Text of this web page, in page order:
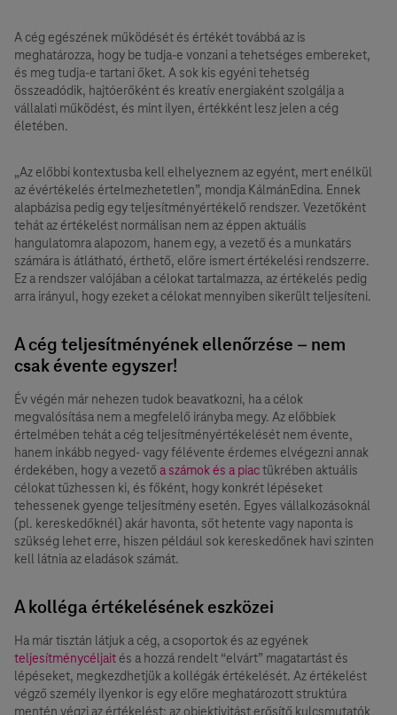
A cég egészének működését és értékét továbbá az is
meghatározza, hogy be tudja-e vonzani a tehetséges embereket,
és meg tudja-e tartani őket. A sok kis egyéni tehetség
összeadódik, hajtóerőként és kreatív energiaként szolgálja a
vállalati működést, és mint ilyen, értékként lesz jelen a cég
életében.
„Az előbbi kontextusba kell elhelyeznem az egyént, mert enélkül
az évértékelés értelmezhetetlen”, mondja KálmánEdina. Ennek
alapbázisa pedig egy teljesítményértékelő rendszer. Vezetőként
tehát az értékelést normálisan nem az éppen aktuális
hangulatomra alapozom, hanem egy, a vezető és a munkatárs
számára is átlátható, érthető, előre ismert értékelési rendszerre.
Ez a rendszer valójában a célokat tartalmazza, az értékelés pedig
arra irányul, hogy ezeket a célokat mennyiben sikerült teljesíteni.
A cég teljesítményének ellenőrzése – nem
csak évente egyszer!
Év végén már nehezen tudok beavatkozni, ha a célok
megvalósítása nem a megfelelő irányba megy. Az előbbiek
értelmében tehát a cég teljesítményértékelését nem évente,
hanem inkább negyed- vagy félévente érdemes elvégezni annak
érdekében, hogy a vezető a számok és a piactükrében aktuális
célokat tűzhessen ki, és főként, hogy konkrét lépéseket
tehessenek gyenge teljesítmény esetén. Egyes vállalkozásoknál
(pl. kereskedőknél) akár havonta, sőt hetente vagy naponta is
szükség lehet erre, hiszen például sok kereskedőnek havi szinten
kell látnia az eladások számát.
A kolléga értékelésének eszközei
Ha már tisztán látjuk a cég, a csoportok és az egyének
teljesítménycéljait és a hozzá rendelt “elvárt” magatartást és
lépéseket, megkezdhetjük a kollégák értékelését. Az értékelést
végző személy ilyenkor is egy előre meghatározott struktúra
mentén végzi az értékelést: az objektivitást erősítő kulcsmutatók